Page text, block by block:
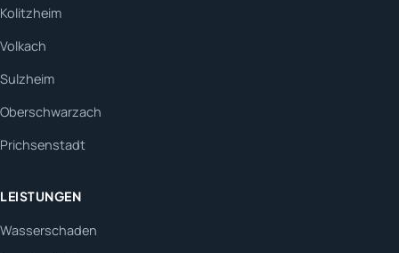
Kolitzheim
Volkach
Sulzheim
Oberschwarzach
Prichsenstadt
LEISTUNGEN
Wasserschaden